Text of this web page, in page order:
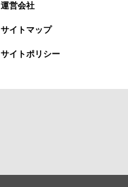
運営会社
サイトマップ
サイトポリシー